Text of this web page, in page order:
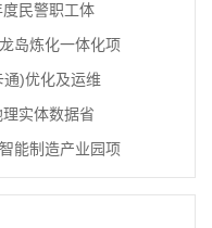
民警职工体
岛炼化一体化项
通)优化及运维
实体数据省
能制造产业园项